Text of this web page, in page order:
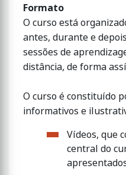
Formato
O curso está
antes, durante e
sessões de
distância, de forma
O curso é constituído
informativos e
Vídeos, que
central do